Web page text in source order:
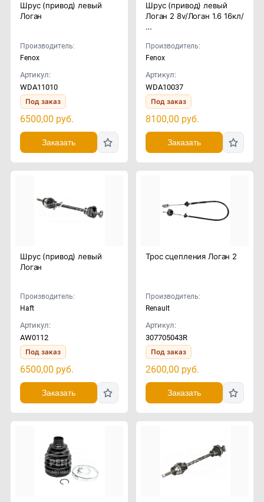
Шрус (привод) левый
Логан
Производитель:
Fenox
Артикул:
WDA11010
Под заказ
6500,00 руб.
Заказать
Шрус (привод) левый
Логан 2 8v/Логан 1.6 16кл/
…
Производитель:
Fenox
Артикул:
WDA10037
Под заказ
8100,00 руб.
Заказать
Шрус (привод) левый
Логан
Производитель:
Haft
Артикул:
AW0112
Под заказ
6500,00 руб.
Заказать
Трос сцепления Логан 2
Производитель:
Renault
Артикул:
307705043R
Под заказ
2600,00 руб.
Заказать